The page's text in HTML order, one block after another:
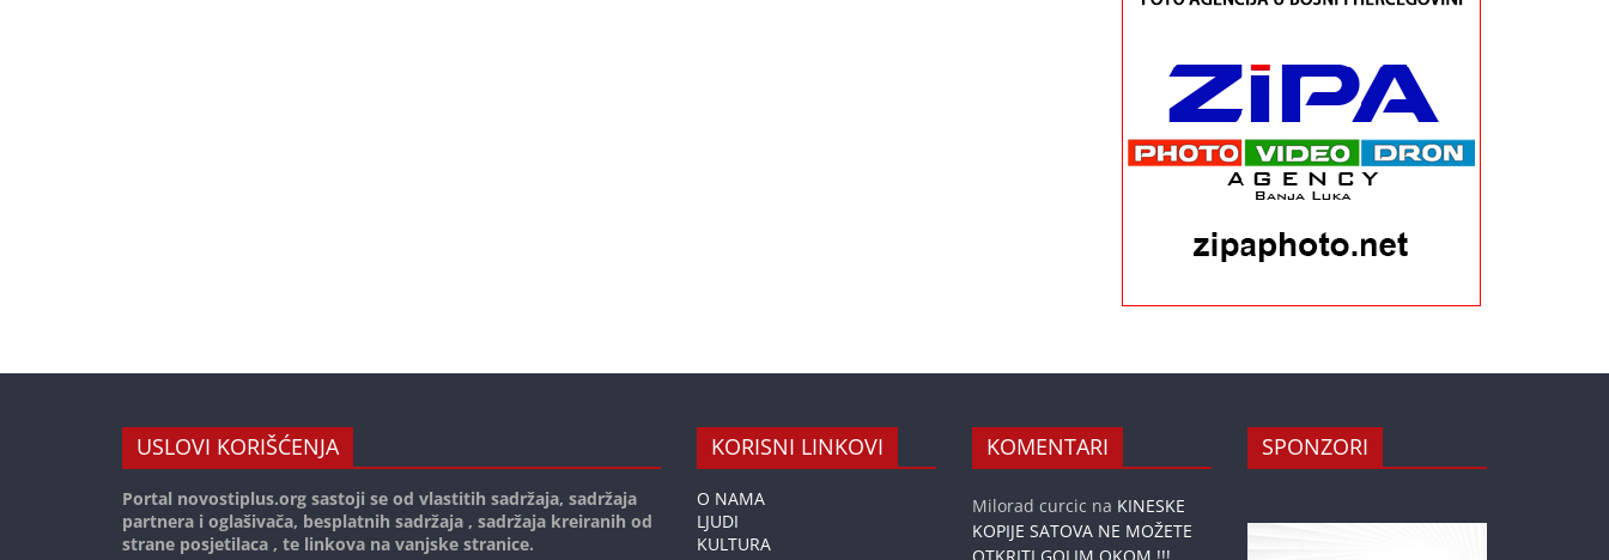
USLOVI KORIŠĆENJA
Portal novostiplus.org sastoji se od vlastitih sadržaja, sadržaja
partnera i oglašivača, besplatnih sadržaja , sadržaja kreiranih od
strane posjetilaca , te linkova na vanjske stranice.
KORISNI LINKOVI
O NAMA
LJUDI
KULTURA
KOMENTARI
Milorad curcic na KINESKE
KOPIJE SATOVA NE MOŽETE
SPONZORI